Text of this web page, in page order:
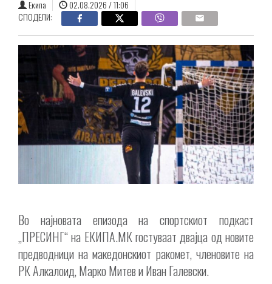
Екипа
02.08.2026 / 11:06
СПОДЕЛИ:
Во најновата епизода на спортскиот подкаст
„ПРЕСИНГ“ на ЕКИПА.МК гостуваат двајца од новите
предводници на македонскиот ракомет, членовите на
РК Алкалоид, Марко Митев и Иван Галевски.